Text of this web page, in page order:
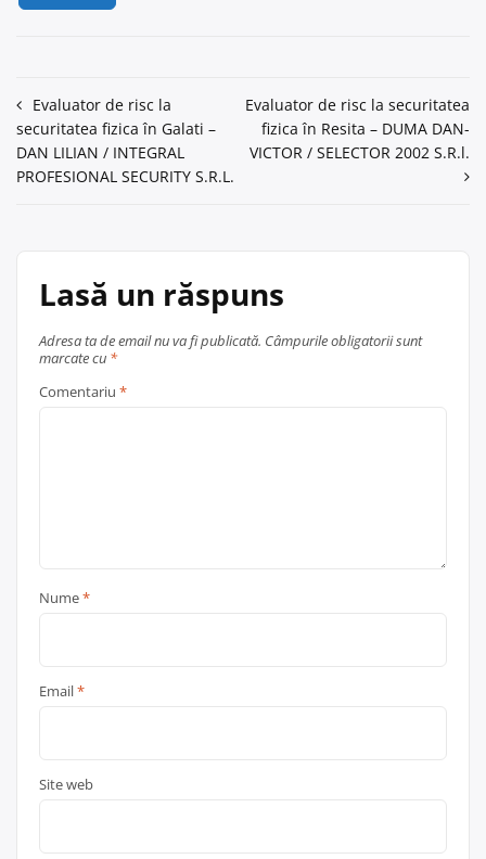
Navigare
în
articole
Evaluator de risc la
securitatea fizica în Galati –
DAN LILIAN / INTEGRAL
PROFESIONAL SECURITY S.R.L.
Evaluator de risc la securitatea
fizica în Resita – DUMA DAN-
VICTOR / SELECTOR 2002 S.R.l.
Lasă un răspuns
Adresa ta de email nu va fi publicată. Câmpurile obligatorii sunt
marcate cu *
Comentariu *
Nume*
Email*
Site web